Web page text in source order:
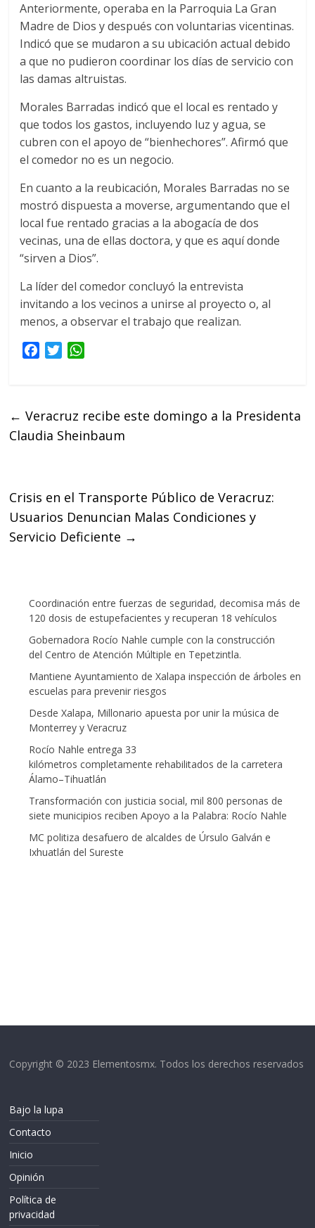
Anteriormente, operaba en la Parroquia La Gran
Madre de Dios y después con voluntarias vicentinas.
Indicó que se mudaron a su ubicación actual debido
a que no pudieron coordinar los días de servicio con
las damas altruistas.
Morales Barradas indicó que el local es rentado y
que todos los gastos, incluyendo luz y agua, se
cubren con el apoyo de “bienhechores”. Afirmó que
el comedor no es un negocio.
En cuanto a la reubicación, Morales Barradas no se
mostró dispuesta a moverse, argumentando que el
local fue rentado gracias a la abogacía de dos
vecinas, una de ellas doctora, y que es aquí donde
“sirven a Dios”.
La líder del comedor concluyó la entrevista
invitando a los vecinos a unirse al proyecto o, al
menos, a observar el trabajo que realizan.
b
o
T
t
e
s
A
← Veracruz recibe este domingo a la Presidenta
Claudia Sheinbaum
Crisis en el Transporte Público de Veracruz:
Usuarios Denuncian Malas Condiciones y
Servicio Deficiente →
Coordinación entre fuerzas de seguridad, decomisa más de
120 dosis de estupefacientes y recuperan 18 vehículos
Gobernadora Rocío Nahle cumple con la construcción
del Centro de Atención Múltiple en Tepetzintla.
Mantiene Ayuntamiento de Xalapa inspección de árboles en
escuelas para prevenir riesgos
Desde Xalapa, Millonario apuesta por unir la música de
Monterrey y Veracruz
Rocío Nahle entrega 33
kilómetros completamente rehabilitados de la carretera
Álamo–Tihuatlán
Transformación con justicia social, mil 800 personas de
siete municipios reciben Apoyo a la Palabra: Rocío Nahle
MC politiza desafuero de alcaldes de Úrsulo Galván e
Ixhuatlán del Sureste
Copyright © 2023 Elementosmx. Todos los derechos reservados
Bajo la lupa
Contacto
Inicio
Opinión
Política de
privacidad